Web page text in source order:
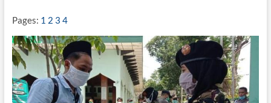
s
a
l
t
a
m
b
a
h
,
Pages: 1 2 3 4